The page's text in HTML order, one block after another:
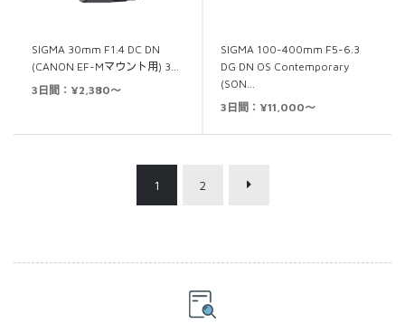
SIGMA 30mm F1.4 DC DN
(CANON EF-Mマウント用) 3…
3日間：¥2,380～
SIGMA 100-400mm F5-6.3
DG DN OS Contemporary
(SON…
3日間：¥11,000～
1 2